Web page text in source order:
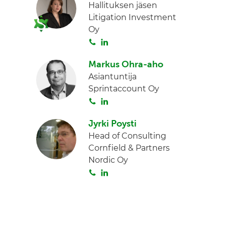
Hallituksen jäsen
Litigation Investment
Oy
S
i
t
a
n
k
e
n
Markus Ohra-aho
Asiantuntija
Sprintaccount Oy
S
i
t
a
n
k
e
d
Jyrki Poysti
Head of Consulting
Cornfield & Partners
Nordic Oy
S